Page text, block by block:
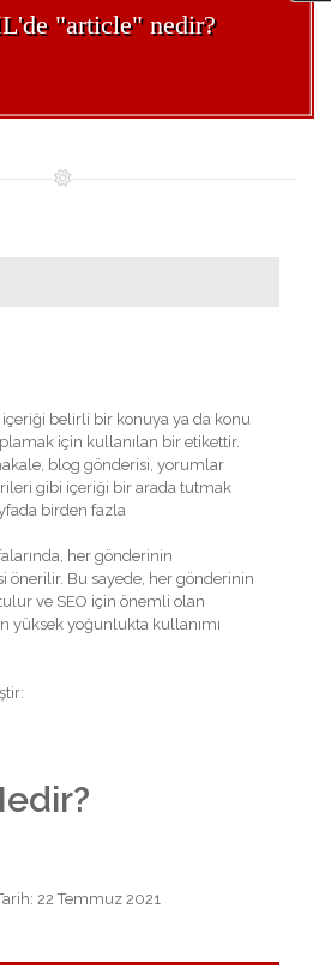
"article" nedir?
içeriği belirli bir konuya ya da konu
için kullanılan bir etikettir.
blog gönderisi, yorumlar
gibi içeriği bir arada tutmak
birden fazla
her gönderinin
önerilir. Bu sayede, her gönderinin
ve SEO için önemli olan
yüksek yoğunlukta kullanımı
22 Temmuz 2021